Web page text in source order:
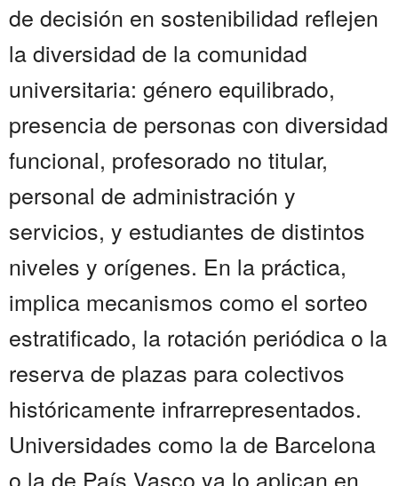
de decisión en sostenibilidad reflejen
la diversidad de la comunidad
universitaria: género equilibrado,
presencia de personas con diversidad
funcional, profesorado no titular,
personal de administración y
servicios, y estudiantes de distintos
niveles y orígenes. En la práctica,
implica mecanismos como el sorteo
estratificado, la rotación periódica o la
reserva de plazas para colectivos
históricamente infrarrepresentados.
Universidades como la de Barcelona
o la de País Vasco ya lo aplican en